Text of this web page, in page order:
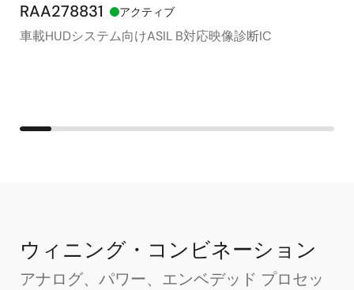
RAA278831 アクティブ
車載HUDシステム向けASIL B対応映像診断IC
ウィニング・コンビネーション
アナログ、パワー、エンベデッド プロセッ